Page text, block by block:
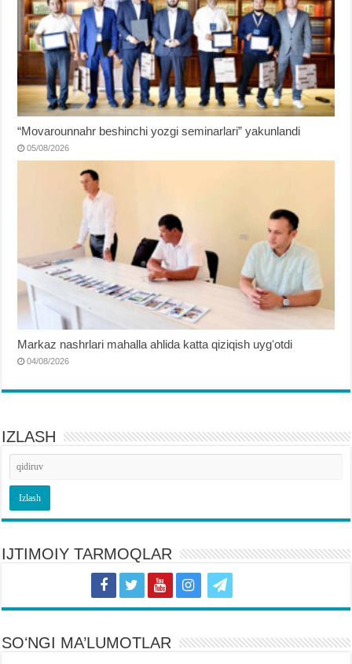
“Movarounnahr beshinchi yozgi seminarlari” yakunlandi
05/08/2026
Markaz nashrlari mahalla ahlida katta qiziqish uygʻotdi
04/08/2026
IZLASH
IJTIMOIY TARMOQLAR
SOʻNGI MA’LUMOTLAR